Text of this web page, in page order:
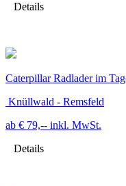
Details
Caterpillar Radlader im
Knüllwald - Remsfeld
ab € 79,-- inkl. MwSt.
Details